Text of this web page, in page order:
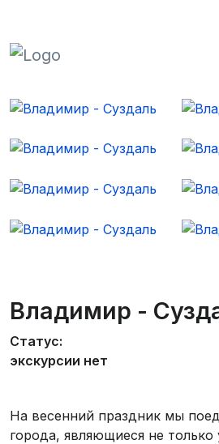
Владимир -
Статус:
экскурсии нет
На весенний праздник мы
города, являющиеся не